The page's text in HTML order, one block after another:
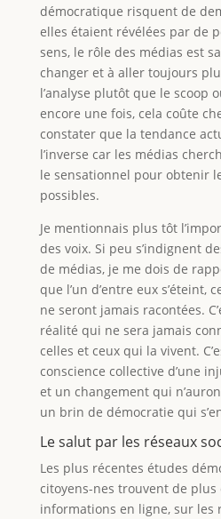
démocratique risquent de
elles étaient révélées par de
sens, le rôle des médias est
changer et à aller toujours
l’analyse plutôt que le scoop
encore une fois, cela coûte
constater que la tendance
l’inverse car les médias
le sensationnel pour obtenir
possibles.
Je mentionnais plus tôt
des voix. Si peu s’indignent
de médias, je me dois de
que l’un d’entre eux s’éteint,
ne seront jamais racontées.
réalité qui ne sera jamais
celles et ceux qui la vivent.
conscience collective d’une
et un changement qui
un brin de démocratie qui
Le salut par les réseaux
Les plus récentes études
citoyens-nes trouvent de
informations en ligne, sur les